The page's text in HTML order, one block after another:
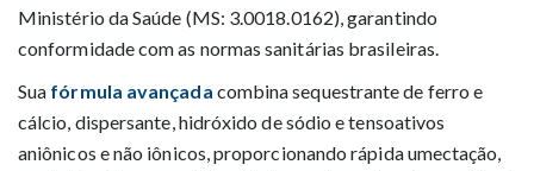
Ministério da Saúde (MS: 3.0018.0162), garantindo
conformidade com as normas sanitárias brasileiras.
Sua fórmula avançada combina sequestrante de ferro e
cálcio, dispersante, hidróxido de sódio e tensoativos
aniônicos e não iônicos, proporcionando rápida umectação,